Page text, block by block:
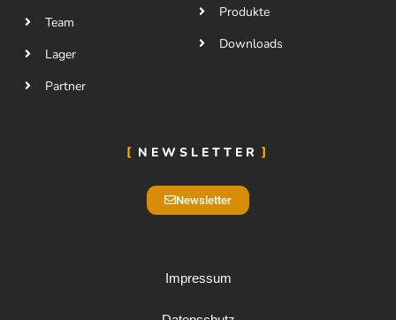
Team
Lager
Partner
Produkte
Downloads
NEWSLETTER
Newsletter
Impressum